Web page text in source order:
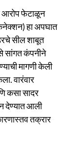
आरोप फेटाळून
हा अपघात
सील शाबूत
सांगत कंपनीने
मागणी केली
वारंवार
कसा सादर
देण्यात आली
तक्रार